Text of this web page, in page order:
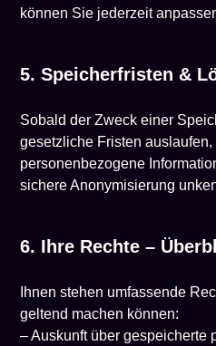
können Sie jederzeit
5. Speicherfristen &
Sobald der Zweck einer
gesetzliche Fristen auslaufen,
personenbezogene
sichere Anonymisierung
6. Ihre Rechte –
Ihnen stehen umfassende
geltend machen können:
– Auskunft über gespeicherte